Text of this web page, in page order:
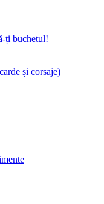
ți buchetul!
și corsaje)